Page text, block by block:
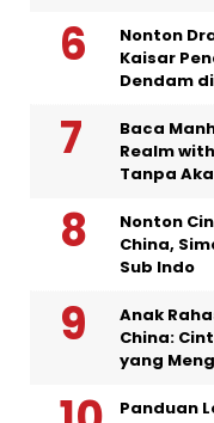
Nonton
Kaisar
Dendam
Baca
Realm
Tanpa
Nonton
China,
Sub Indo
Anak
China:
yang
Panduan